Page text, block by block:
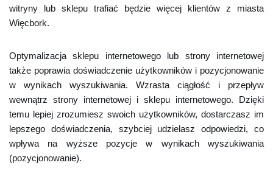
witryny lub sklepu trafiać będzie więcej klientów z miasta
Więcbork.
Optymalizacja sklepu internetowego lub strony internetowej
także poprawia doświadczenie użytkowników i pozycjonowanie
w wynikach wyszukiwania. Wzrasta ciągłość i przepływ
wewnątrz strony internetowej i sklepu internetowego. Dzięki
temu lepiej zrozumiesz swoich użytkowników, dostarczasz im
lepszego doświadczenia, szybciej udzielasz odpowiedzi, co
wpływa na wyższe pozycje w wynikach wyszukiwania
(pozycjonowanie).